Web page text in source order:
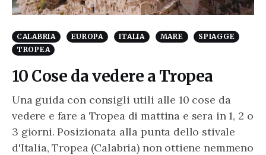
CALABRIA EUROPA ITALIA MARE
SPIAGGE
TROPEA
10 Cose da vedere a Tropea
Una guida con consigli utili alle 10 cose da
vedere e fare a Tropea di mattina e sera in 1, 2 o
3 giorni. Posizionata alla punta dello stivale
d'Italia, Tropea (Calabria) non ottiene nemmeno